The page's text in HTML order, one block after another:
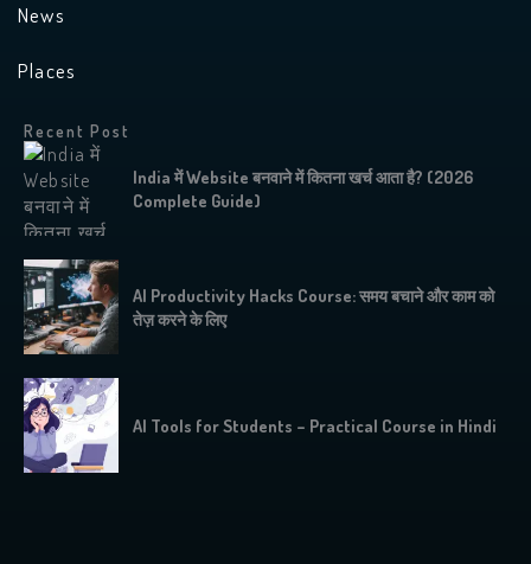
News
Places
Recent Post
India में Website बनवाने में कितना खर्च आता है? (2026
Complete Guide)
AI Productivity Hacks Course: समय बचाने और काम को
तेज़ करने के लिए
AI Tools for Students – Practical Course in Hindi